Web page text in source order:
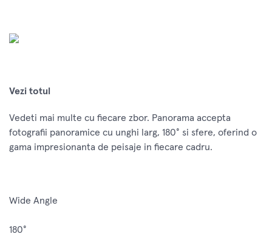
Vezi totul
Vedeti mai multe cu fiecare zbor. Panorama accepta
fotografii panoramice cu unghi larg, 180° si sfere, oferind o
gama impresionanta de peisaje in fiecare cadru.
Wide Angle
180°